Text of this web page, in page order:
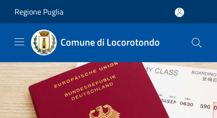
Regione Puglia
Comune di Locorotondo